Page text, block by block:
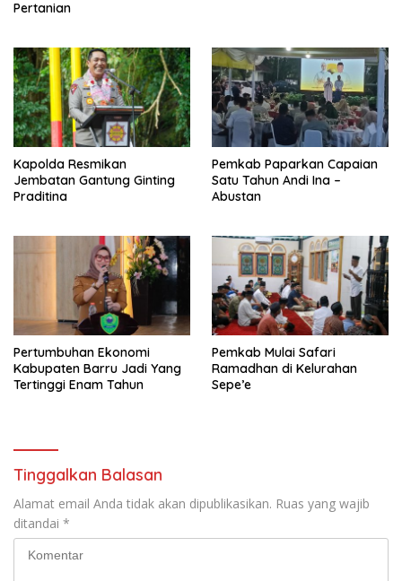
Pertanian
Kapolda Resmikan
Jembatan Gantung Ginting
Praditina
Pemkab Paparkan Capaian
Satu Tahun Andi Ina –
Abustan
Pertumbuhan Ekonomi
Kabupaten Barru Jadi Yang
Tertinggi Enam Tahun
Pemkab Mulai Safari
Ramadhan di Kelurahan
Sepe’e
Tinggalkan Balasan
Alamat email Anda tidak akan dipublikasikan. Ruas yang wajib
ditandai *